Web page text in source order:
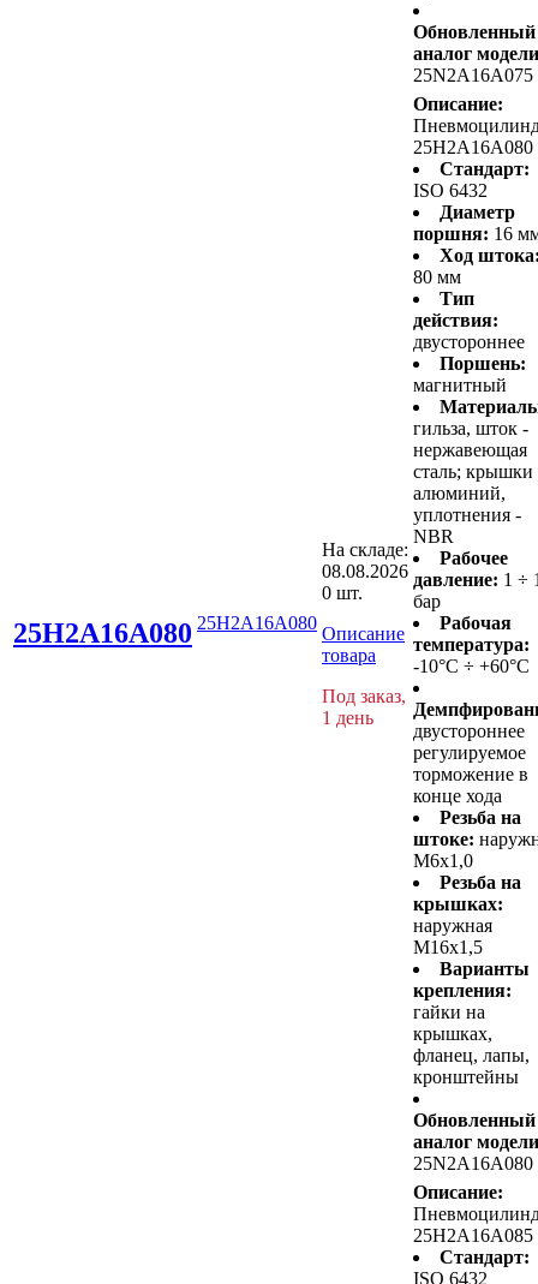
Обновленный
аналог
25N2A16A075
25H2A16A080 25H2A16A080
На складе:
08.08.2026
0 шт.
Описание
товара
Под заказ,
1 день
Описание:
25H2A16A080
Стандарт:
ISO 6432
Диаметр
поршня: 16
Ход
80 мм
Тип
действия:
двустороннее
Поршень:
магнитный
гильза, шток -
нержавеющая
сталь; крышки
алюминий,
уплотнения -
NBR
Рабочее
давление: 1 ÷
бар
Рабочая
температура:
-10°C ÷ +60°C
двустороннее
регулируемое
торможение в
конце хода
Резьба на
штоке:
M6x1,0
Резьба на
крышках:
наружная
M16x1,5
Варианты
крепления:
гайки на
крышках,
фланец, лапы,
кронштейны
Обновленный
аналог
25N2A16A080
Описание:
25H2A16A085
Стандарт:
ISO 6432